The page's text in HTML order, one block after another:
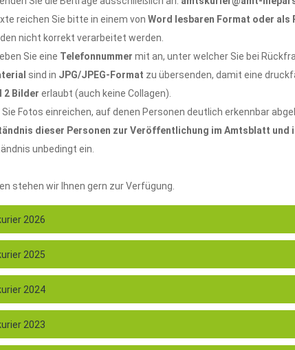
reichen Sie bitte in einem von Word lesbaren Format oder als
nicht korrekt verarbeitet werden.
Sie eine Telefonnummer mit an, unter welcher Sie bei
sind in JPG/JPEG-Format zu übersenden, damit eine
2 Bilder erlaubt (auch keine Collagen).
Sie Fotos einreichen, auf denen Personen deutlich erkennbar
dieser Personen zur Veröffentlichung im Amtsblatt und
unbedingt ein.
stehen wir Ihnen gern zur Verfügung.
2026
2025
2024
2023